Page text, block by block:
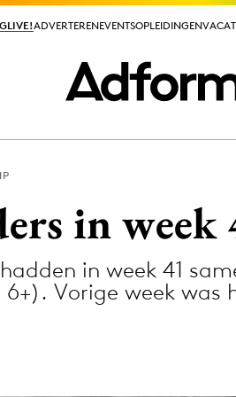
ADVERTERENEVENTSOPLEIDINGEN
ADVERTERENEVENTSOPLEIDINGEN
in week
in week 41
Vorige week was